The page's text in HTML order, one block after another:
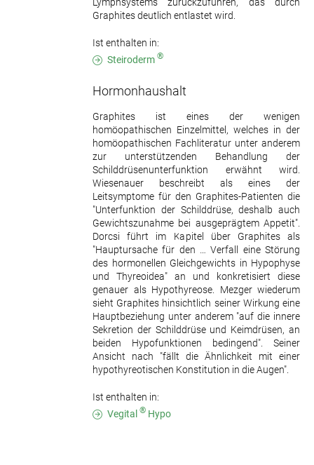
Lymphsystems zurückzuführen, das durch
Graphites deutlich entlastet wird.
Ist enthalten in:
Steiroderm ®
Hormonhaushalt
Graphites ist eines der wenigen
homöopathischen Einzelmittel, welches in der
homöopathischen Fachliteratur unter anderem
zur unterstützenden Behandlung der
Schilddrüsenunterfunktion erwähnt wird.
Wiesenauer beschreibt als eines der
Leitsymptome für den Graphites-Patienten die
"Unterfunktion der Schilddrüse, deshalb auch
Gewichtszunahme bei ausgeprägtem Appetit".
Dorcsi führt im Kapitel über Graphites als
"Hauptursache für den … Verfall eine Störung
des hormonellen Gleichgewichts in Hypophyse
und Thyreoidea" an und konkretisiert diese
genauer als Hypothyreose. Mezger wiederum
sieht Graphites hinsichtlich seiner Wirkung eine
Hauptbeziehung unter anderem "auf die innere
Sekretion der Schilddrüse und Keimdrüsen, an
beiden Hypofunktionen bedingend". Seiner
Ansicht nach "fällt die Ähnlichkeit mit einer
hypothyreotischen Konstitution in die Augen".
Ist enthalten in:
Vegital ® Hypo